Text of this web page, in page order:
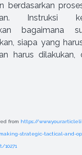
berdasarkan
Instruksi
bagaimana
siapa yang
harus dilakukan,
from https://
strategic-tactical-and-
10271